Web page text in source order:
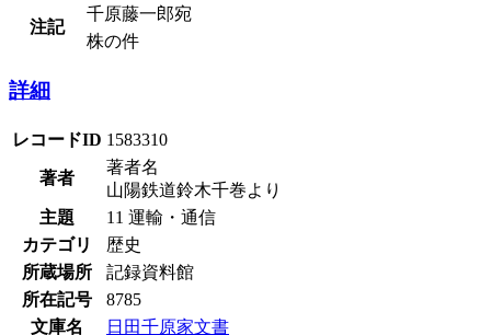
注記
千原藤一郎宛
株の件
詳細
レコードID 1583310
著者
著者名
山陽鉄道鈴木千巻より
主題
11 運輸・通信
カテゴリ
歴史
所蔵場所
記録資料館
所在記号
8785
文庫名
日田千原家文書